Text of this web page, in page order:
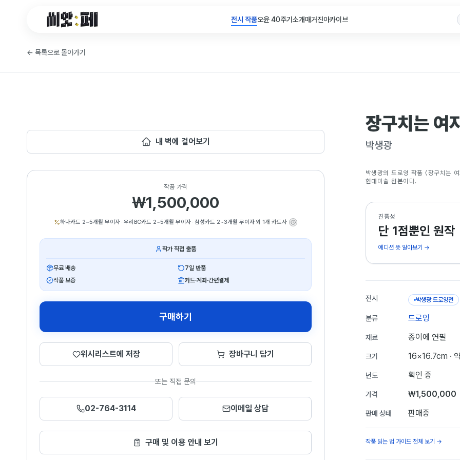
씨앗페 온라인 홈
전시 작품오윤 40주기 소개매거진아카이브
← 목록으로 돌아가기
내 벽에 걸어보기
작품 가격
₩1,500,000
하나카드 2~5개월 무이자· 우리BC카드 2~5개월 무이자· 삼성카드 2~3개월 무이자외 1개 카드사
작가 직접 출품
무료 배송
7일 반품
작품 보증
카드·계좌·간편결제
구매하기
위시리스트에 저장 장바구니 담기
또는 직접 문의
02-764-3114 이메일 상담
구매 및 이용 안내 보기
장구치는 여
박생광
박생광의 드로잉 작품 〈장구치
현대미술 원본이다.
진품성
단 1점뿐인 원작
에디션 뜻 알아보기 →
전시 박생광 드로잉전
분류 드로잉
재료 종이에 연필
크기 16×16.7cm ·
년도 확인 중
가격 ₩1,500,000
판매 상태 판매중
작품 읽는 법 가이드 전체 보기 →